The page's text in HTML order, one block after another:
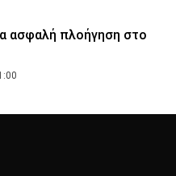
ασφαλή πλοήγηση στο